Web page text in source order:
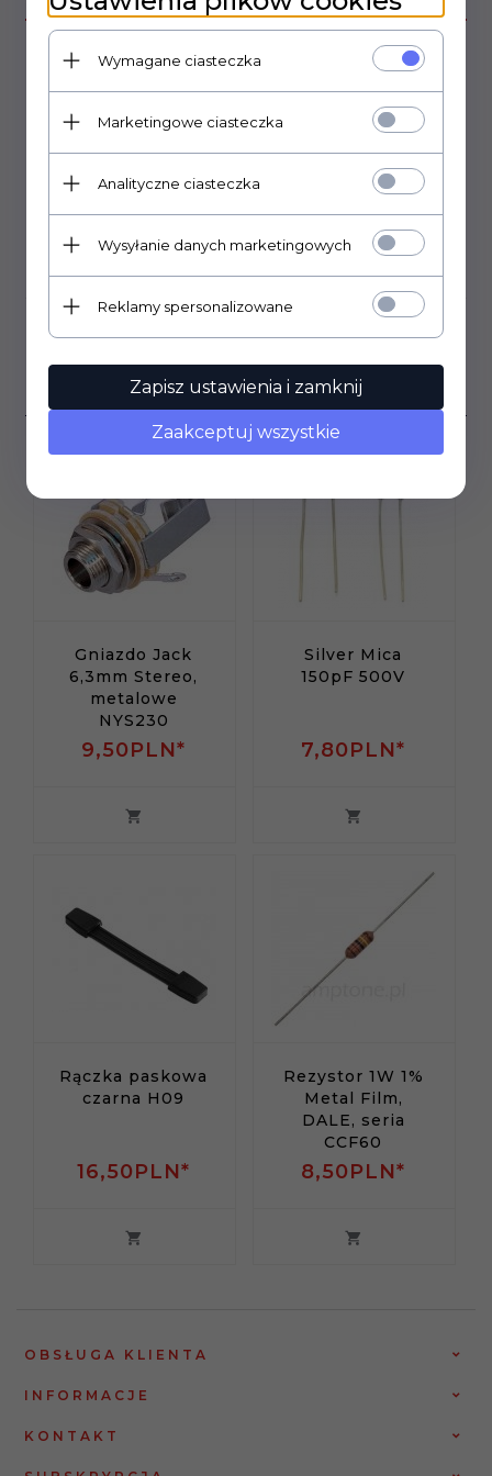
Nóżka plastikowa złota
OPINIE KLIENTÓW
produkt wybrali również...
Gniazdo Jack
6,3mm Stereo,
metalowe
NYS230
9,50PLN*
Silver Mica
150pF 500V
7,80PLN*
Rączka paskowa
czarna H09
16,50PLN*
Rezystor 1W 1%
Metal Film,
DALE, seria
CCF60
8,50PLN*
OBSŁUGA KLIENTA
INFORMACJE
KONTAKT
Wymagane ciasteczka
Marketingowe ciasteczka
Analityczne ciasteczka
Wysyłanie danych marketingowych
Reklamy spersonalizowane
Zapisz ustawienia i zamknij
Zaakceptuj wszystkie